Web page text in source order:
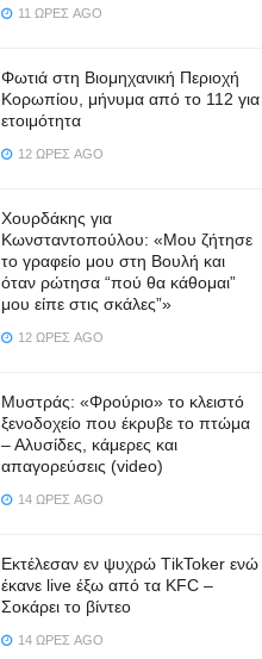
11 ΏΡΕΣ AGO
Φωτιά στη Βιομηχανική Περιοχή
Κορωπίου, μήνυμα από το 112 για
ετοιμότητα
12 ΏΡΕΣ AGO
Χουρδάκης για
Κωνσταντοπούλου: «Μου ζήτησε
το γραφείο μου στη Βουλή και
όταν ρώτησα “πού θα κάθομαι”
μου είπε στις σκάλες”»
12 ΏΡΕΣ AGO
Μυστράς: «Φρούριο» το κλειστό
ξενοδοχείο που έκρυβε το πτώμα
– Αλυσίδες, κάμερες και
απαγορεύσεις (video)
14 ΏΡΕΣ AGO
Εκτέλεσαν εν ψυχρώ ΤikToker ενώ
έκανε live έξω από τα KFC –
Σοκάρει το βίντεο
14 ΏΡΕΣ AGO